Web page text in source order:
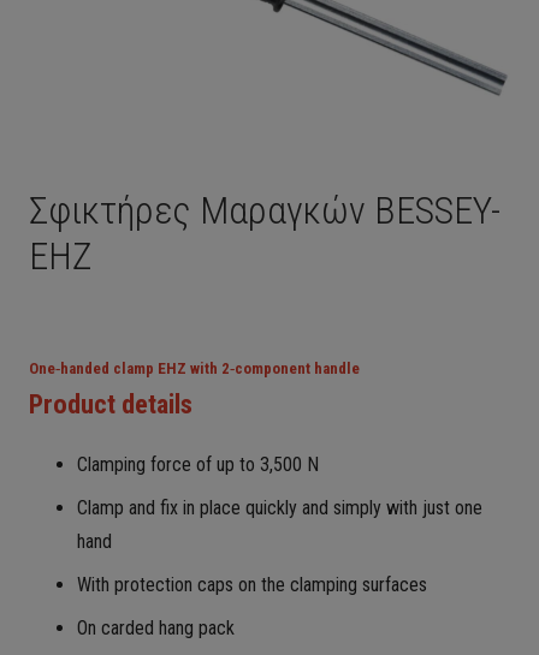
Σφικτήρες Μαραγκών BESSEY-
EHZ
One‑handed clamp EHZ with 2‑component handle
Product details
Clamping force of up to 3,500 N
Clamp and fix in place quickly and simply with just one
hand
With protection caps on the clamping surfaces
On carded hang pack